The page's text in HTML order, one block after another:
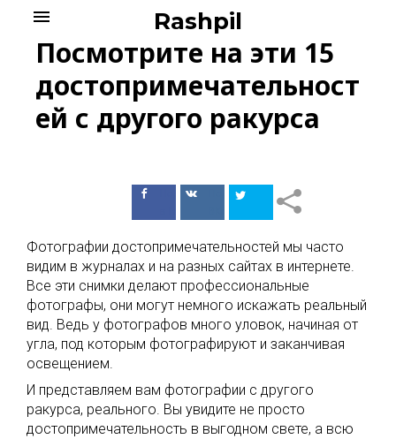
content
Rashpil
menu
Посмотрите на эти 15
достопримечательност
ей с другого ракурса
ПоделитьсяПоделиться
Фотографии достопримечательностей мы часто
видим в журналах и на разных сайтах в интернете.
Все эти снимки делают профессиональные
фотографы, они могут немного искажать реальный
вид. Ведь у фотографов много уловок, начиная от
угла, под которым фотографируют и заканчивая
освещением.
И представляем вам фотографии с другого
ракурса, реального. Вы увидите не просто
достопримечательность в выгодном свете, а всю